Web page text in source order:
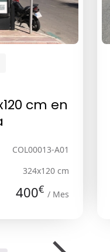
cm en
COL00013-A01
324x120 cm
400€ / Mes